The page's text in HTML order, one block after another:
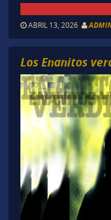
ABRIL 13, 2026
Los Enanitos